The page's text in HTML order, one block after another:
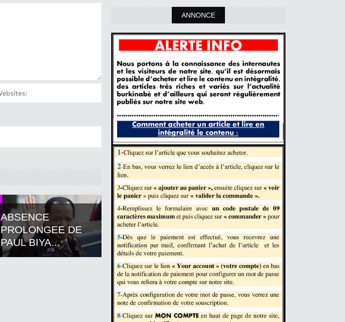
ABSENCE
PROLONGEE DE
PAUL BIYA...
ANNONCE